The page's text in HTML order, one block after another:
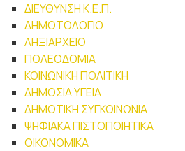
ΔΙΕΥΘΥΝΣΗ Κ.Ε.Π.
ΔΗΜΟΤΟΛΟΓΙΟ
ΛΗΞΙΑΡΧΕΙΟ
ΠΟΛΕΟΔΟΜΙΑ
ΚΟΙΝΩΝΙΚΗ ΠΟΛΙΤΙΚΗ
ΔΗΜΟΣΙΑ ΥΓΕΙΑ
ΔΗΜΟΤΙΚΗ ΣΥΓΚΟΙΝΩΝΙΑ
ΨΗΦΙΑΚΑ ΠΙΣΤΟΠΟΙΗΤΙΚΑ
ΟΙΚΟΝΟΜΙΚΑ